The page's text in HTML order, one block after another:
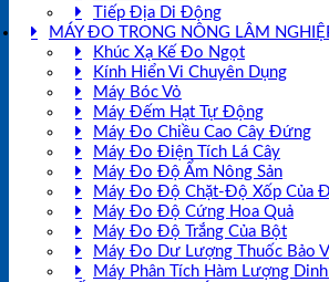
Tiếp Địa Di Động
MÁY ĐO TRONG NÔNG LÂM
Khúc Xạ Kế Đo Ngọt
Kính Hiển Vi Chuyên Dụng
Máy Bóc Vỏ
Máy Đếm Hạt Tự Động
Máy Đo Chiều Cao Cây Đứng
Máy Đo Điện Tích Lá Cây
Máy Đo Độ Ẩm Nông Sản
Máy Đo Độ Chặt-Độ Xốp Của
Máy Đo Độ Cứng Hoa Quả
Máy Đo Độ Trắng Của Bột
Máy Đo Dư Lượng Thuốc Bảo
Máy Phân Tích Hàm Lượng